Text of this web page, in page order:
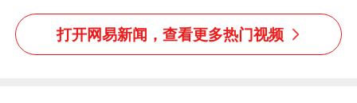
面馆已集体更换招牌
像了～你是吃古筝长大的
吗？”“或将成为首位考级
不带古筝的选手。”（来
打开网易新闻，查看更多热门视频